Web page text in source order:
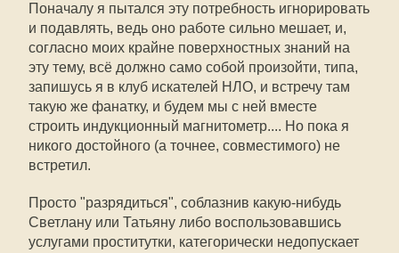
Поначалу я пытался эту потребность игнорировать
и подавлять, ведь оно работе сильно мешает, и,
согласно моих крайне поверхностных знаний на
эту тему, всё должно само собой произойти, типа,
запишусь я в клуб искателей НЛО, и встречу там
такую же фанатку, и будем мы с ней вместе
строить индукционный магнитометр.... Но пока я
никого достойного (а точнее, совместимого) не
встретил.
Просто "разрядиться", соблазнив какую-нибудь
Светлану или Татьяну либо воспользовавшись
услугами проститутки, категорически недопускает